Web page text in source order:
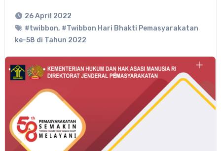
26 April 2022
#twibbon, #Twibbon Hari Bhakti Pemasyarakatan
ke-58 di Tahun 2022